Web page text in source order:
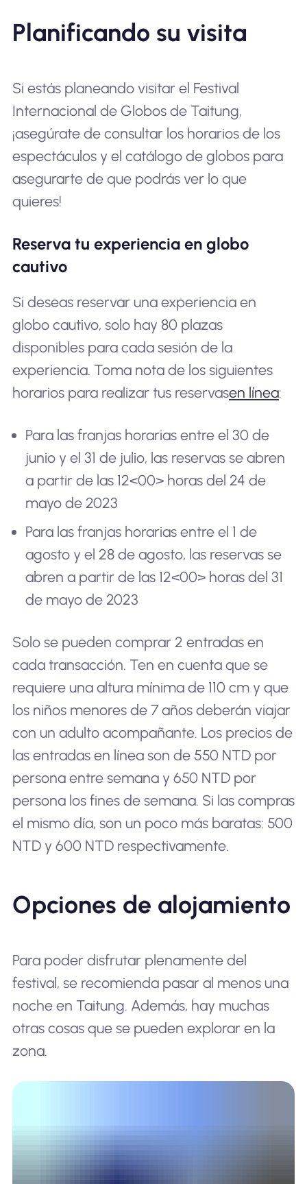
Planificando su visita
Si estás planeando visitar el Festival
Internacional de Globos de Taitung,
¡asegúrate de consultar los horarios de los
espectáculos y el catálogo de globos para
asegurarte de que podrás ver lo que
quieres!
Reserva tu experiencia en globo
cautivo
Si deseas reservar una experiencia en
globo cautivo, solo hay 80 plazas
disponibles para cada sesión de la
experiencia. Toma nota de los siguientes
horarios para realizar tus reservasen línea:
Para las franjas horarias entre el 30 de
junio y el 31 de julio, las reservas se abren
a partir de las 12<00> horas del 24 de
mayo de 2023
Para las franjas horarias entre el 1 de
agosto y el 28 de agosto, las reservas se
abren a partir de las 12<00> horas del 31
de mayo de 2023
Solo se pueden comprar 2 entradas en
cada transacción. Ten en cuenta que se
requiere una altura mínima de 110 cm y que
los niños menores de 7 años deberán viajar
con un adulto acompañante. Los precios de
las entradas en línea son de 550 NTD por
persona entre semana y 650 NTD por
persona los fines de semana. Si las compras
el mismo día, son un poco más baratas: 500
NTD y 600 NTD respectivamente.
Opciones de alojamiento
Para poder disfrutar plenamente del
festival, se recomienda pasar al menos una
noche en Taitung. Además, hay muchas
otras cosas que se pueden explorar en la
zona.